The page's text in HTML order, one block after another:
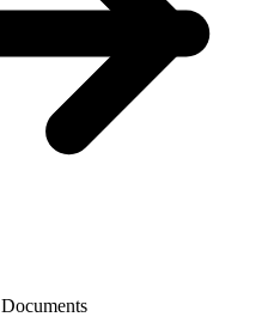
Documents